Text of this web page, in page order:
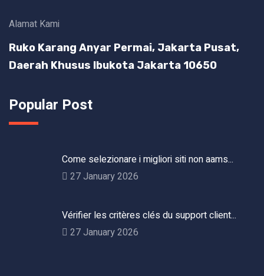
Alamat Kami
Ruko Karang Anyar Permai, Jakarta Pusat,
Daerah Khusus Ibukota Jakarta 10650
Popular Post
Come selezionare i migliori siti non aams...
27 January 2026
Vérifier les critères clés du support client...
27 January 2026